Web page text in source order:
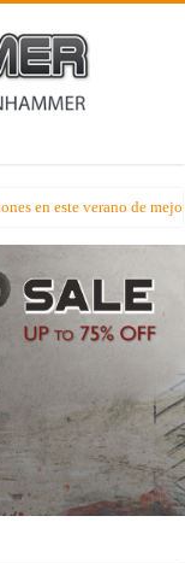
en este verano de